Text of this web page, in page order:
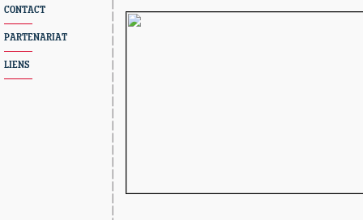
CONTACT
PARTENARIAT
LIENS